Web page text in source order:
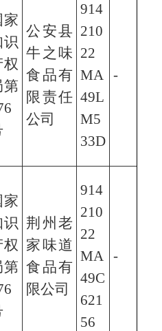
家
识
权
第
公安县
牛之味
食品有
限责任
公司
914
210
22
MA
49L
M5
33D
-
家
识
权
第
荆州老
家味道
食品有
限公司
914
210
22
MA
49C
621
56
-